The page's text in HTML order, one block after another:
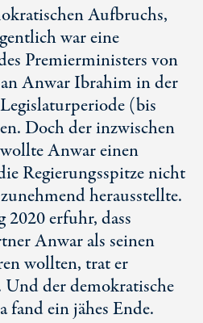
Aufbruchs,
war eine
Premierministers von
Anwar Ibrahim in der
(bis
Doch der inzwischen
Anwar einen
Regierungsspitze nicht
herausstellte.
erfuhr, dass
Anwar als seinen
wollten, trat er
der demokratische
ein jähes Ende.